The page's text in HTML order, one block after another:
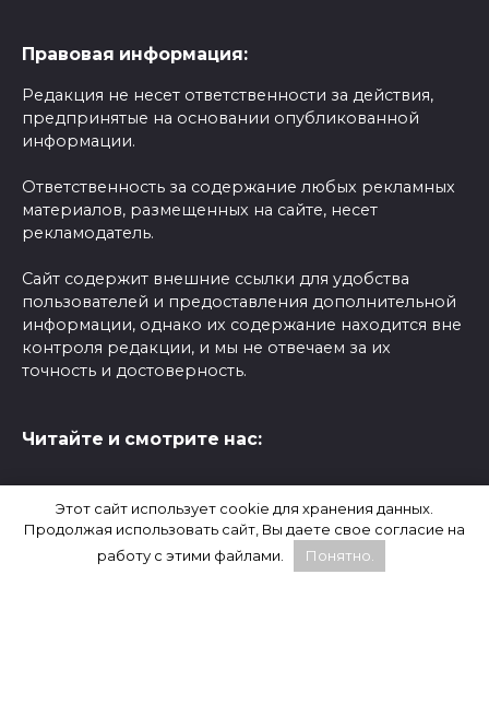
Правовая информация:
Редакция не несет ответственности за действия,
предпринятые на основании опубликованной
информации.
Ответственность за содержание любых рекламных
материалов, размещенных на сайте, несет
рекламодатель.
Сайт содержит внешние ссылки для удобства
пользователей и предоставления дополнительной
информации, однако их содержание находится вне
контроля редакции, и мы не отвечаем за их
точность и достоверность.
Читайте и смотрите нас:
Статистика:
Этот сайт использует cookie для хранения данных.
Продолжая использовать сайт, Вы даете свое согласие на
работу с этими файлами.
Понятно.